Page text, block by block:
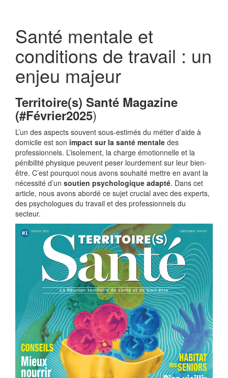
Santé mentale et
conditions de travail : un
enjeu majeur
Territoire(s) Santé Magazine
(#Février2025)
L’un des aspects souvent sous-estimés du métier d’aide à
domicile est son impact sur la santé mentale des
professionnels. L’isolement, la charge émotionnelle et la
pénibilité physique peuvent peser lourdement sur leur bien-
être. C’est pourquoi nous avons souhaité mettre en avant la
nécessité d’un soutien psychologique adapté. Dans cet
article, nous avons abordé ce sujet crucial avec des experts,
des psychologues du travail et des professionnels du
secteur.